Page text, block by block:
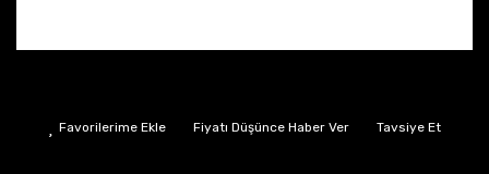
Fiyatı Düşünce Haber Ver Tavsiye Et